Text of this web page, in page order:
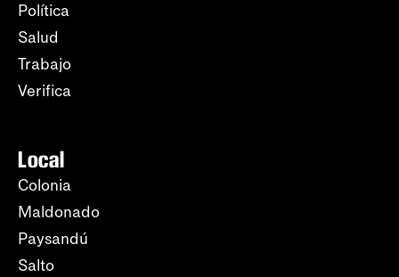
Política
Salud
Trabajo
Verifica
Local
Colonia
Maldonado
Paysandú
Salto